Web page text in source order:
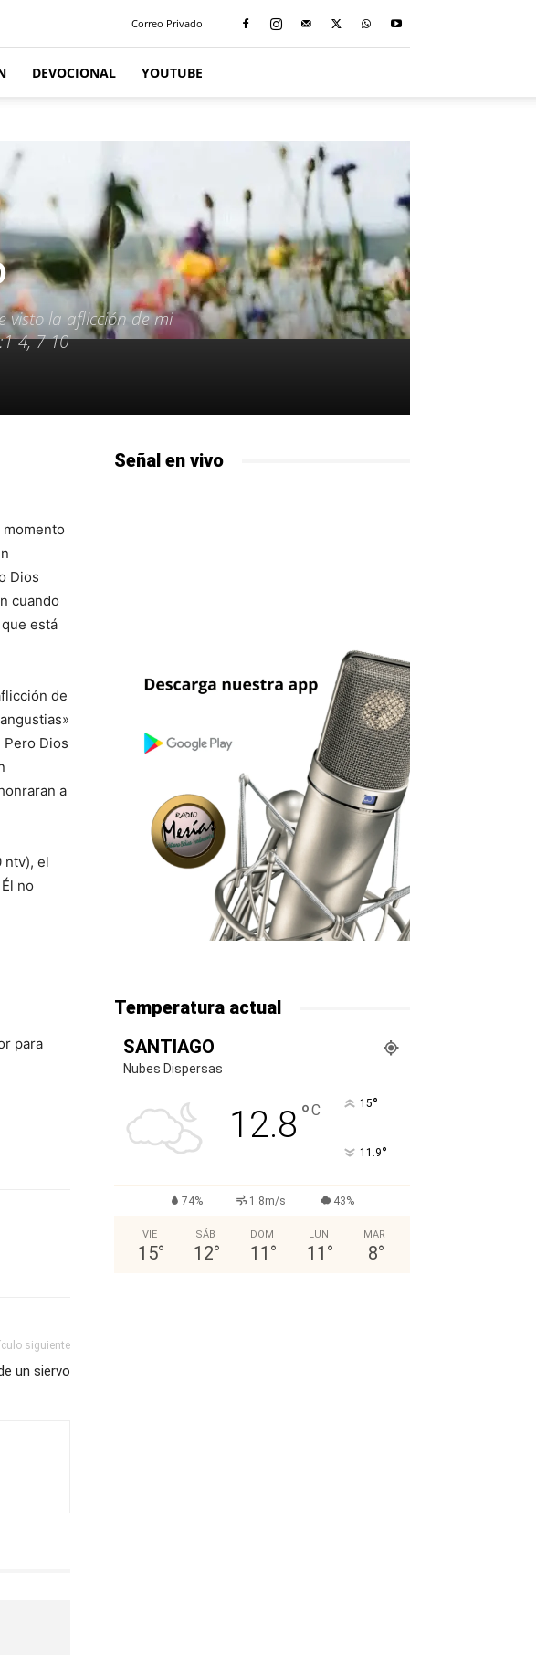
Correo Privado
DEVOCIONAL YOUTUBE
visto la aflicción de mi
4, 7-10
Dios
cuando
está
de
Dios
a
ntv), el
no
para
siguiente
un siervo
Señal en vivo
Temperatura actual
SANTIAGO
Nubes Dispersas
12.8 °C 15°
11.9°
74% 1.8m/s 43%
VIE
15°
SÁB
12°
DOM
11 °
LUN
11 °
MAR
8°